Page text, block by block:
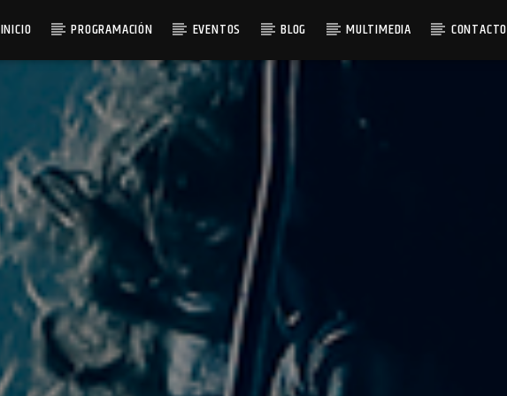
INICIO PROGRAMACIÓN EVENTOS BLOG MULTIMEDIA CONTACTO